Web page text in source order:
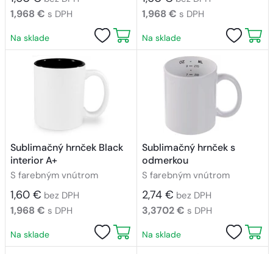
1,968 € s DPH
Na sklade
1,968 € s DPH
Na sklade
Sublimačný hrnček Black
interior A+
S farebným vnútrom
1,60 € bez DPH
1,968 € s DPH
Na sklade
Sublimačný hrnček s
odmerkou
S farebným vnútrom
2,74 € bez DPH
3,3702 € s DPH
Na sklade